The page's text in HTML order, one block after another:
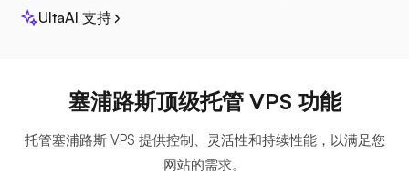
光棱镜
UltaAI 支持
塞浦路斯顶级托管 VPS 功能
托管塞浦路斯 VPS 提供控制、灵活性和持续性能，以满足您
网站的需求。